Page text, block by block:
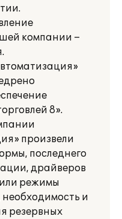
компании –
8».
произвели
последнего
драйверов
режимы
и
резервных